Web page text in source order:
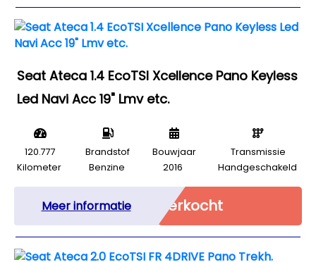
Seat Ateca 1.4 EcoTSI Xcellence Pano Keyless
Led Navi Acc 19" Lmv etc.
120.777
Kilometer
Brandstof
Benzine
Bouwjaar
2016
Transmissie
Handgeschakeld
Meer informatie Verkocht